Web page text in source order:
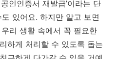
인인증서 재발급’이라는 단
있어요. 하지만 알고 보면
리 생활 속에서 꼭 필요한
하게 처리할 수 있도록 돕는